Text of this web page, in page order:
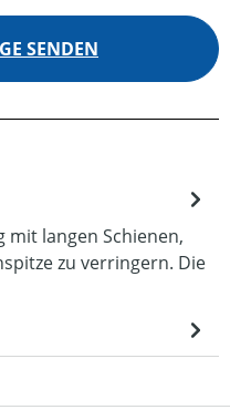
SENDEN
mit langen Schienen,
zu verringern. Die